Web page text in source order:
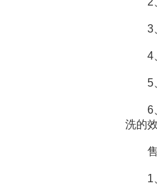
3、
4、
5、
6、
洗的
售
1、